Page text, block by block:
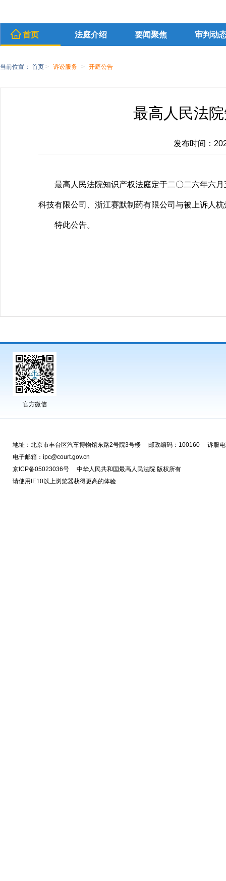
首页 法庭介绍 要闻聚焦 审判动
当前位置： 首页 > 诉讼服务 > 开庭公告
最高人民法
发布时间：
最高人民法院知识产权法庭定于二〇二六年六
科技有限公司、浙江赛默制药有限公司与被上诉人
特此公告。
官方微信
地址：北京市丰台区汽车博物馆东路2号院3号楼 邮政编码：100160 诉服
电子邮箱：ipc@court.gov.cn
京ICP备05023036号 中华人民共和国最高人民法院 版权所有
请使用IE10以上浏览器获得更高的体验